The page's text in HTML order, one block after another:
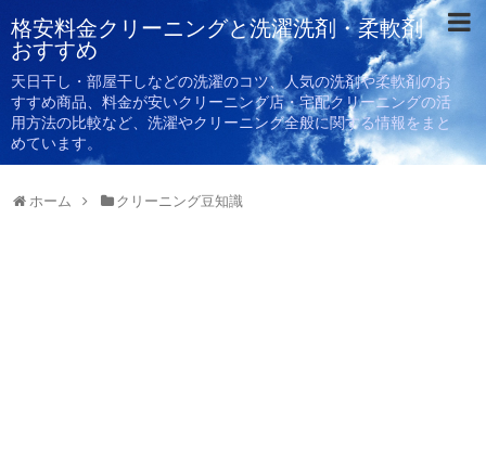
格安料金クリーニングと洗濯洗剤・柔軟剤
おすすめ
天日干し・部屋干しなどの洗濯のコツ、人気の洗剤や柔軟剤のお
すすめ商品、料金が安いクリーニング店・宅配クリーニングの活
用方法の比較など、洗濯やクリーニング全般に関する情報をまと
めています。
ホーム クリーニング豆知識